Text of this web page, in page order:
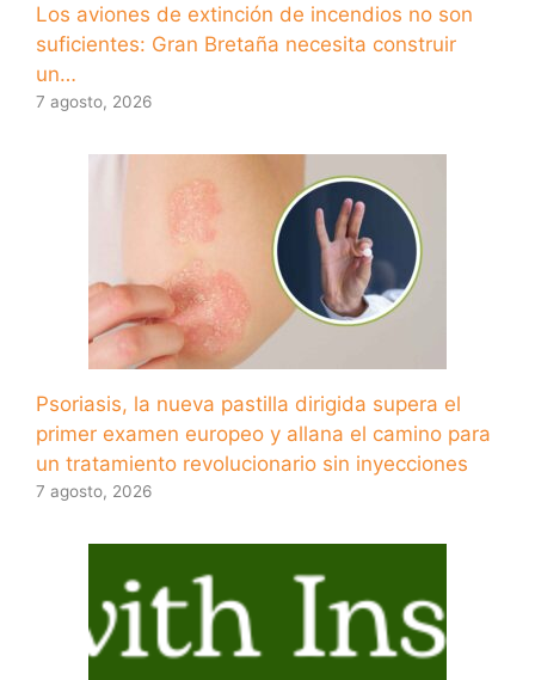
Los aviones de extinción de incendios no son
suficientes: Gran Bretaña necesita construir
un…
7 agosto, 2026
Psoriasis, la nueva pastilla dirigida supera el
primer examen europeo y allana el camino para
un tratamiento revolucionario sin inyecciones
7 agosto, 2026